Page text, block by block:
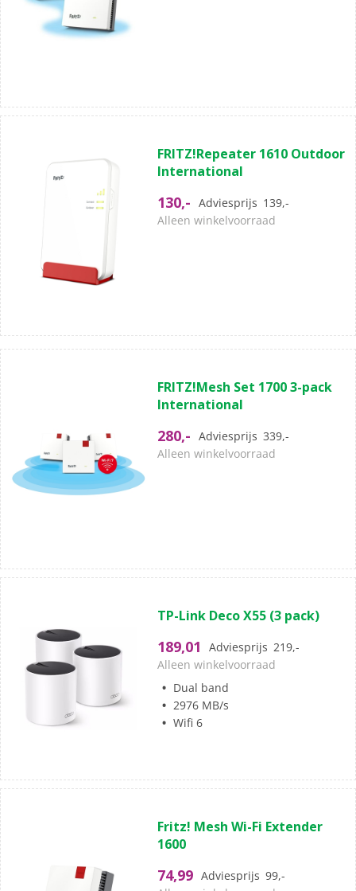
van
de
sterren.
FRITZ!Repeater 1610 Outdoor
International
130,- Adviesprijs 139,-
Alleen winkelvoorraad
van
de
sterren.
FRITZ!Mesh Set 1700 3-pack
International
280,- Adviesprijs 339,-
Alleen winkelvoorraad
van
5
sterren.
TP-Link Deco X55 (3 pack)
189,01 Adviesprijs 219,-
Alleen winkelvoorraad
Dual band
2976 MB/s
Wifi 6
van
de
sterren.
Fritz! Mesh Wi-Fi Extender
1600
74,99 Adviesprijs 99,-